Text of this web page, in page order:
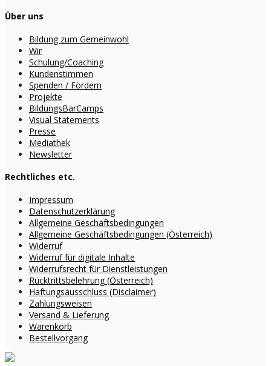
Über uns
Bildung zum Gemeinwohl
Wir
Schulung/Coaching
Kundenstimmen
Spenden / Fördern
Projekte
BildungsBarCamps
Visual Statements
Presse
Mediathek
Newsletter
Rechtliches etc.
Impressum
Datenschutzerklärung
Allgemeine Geschäftsbedingungen
Allgemeine Geschäftsbedingungen (Österreich)
Widerruf
Widerruf für digitale Inhalte
Widerrufsrecht für Dienstleistungen
Rücktrittsbelehrung (Österreich)
Haftungsausschluss (Disclaimer)
Zahlungsweisen
Versand & Lieferung
Warenkorb
Bestellvorgang